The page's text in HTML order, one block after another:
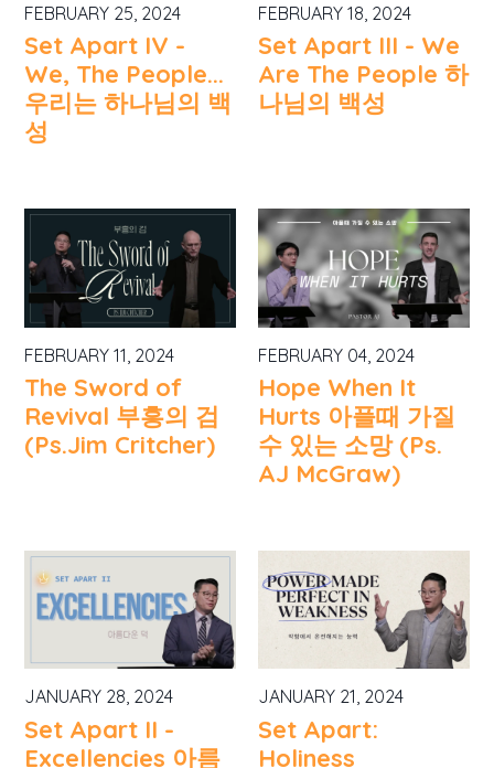
FEBRUARY 25, 2024
Set Apart IV -
We, The People...
우리는 하나님의 백
성
FEBRUARY 18, 2024
Set Apart III - We
Are The People 하
나님의 백성
FEBRUARY 11, 2024
The Sword of
Revival 부흥의 검
(Ps.Jim Critcher)
FEBRUARY 04, 2024
Hope When It
Hurts 아플때 가질
수 있는 소망 (Ps.
AJ McGraw)
JANUARY 28, 2024
Set Apart II -
Excellencies 아름
JANUARY 21, 2024
Set Apart:
Holiness